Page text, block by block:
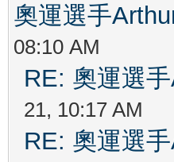
奧運選手
08:10 AM
RE: 奧運選
21, 10:17 AM
RE: 奧運選